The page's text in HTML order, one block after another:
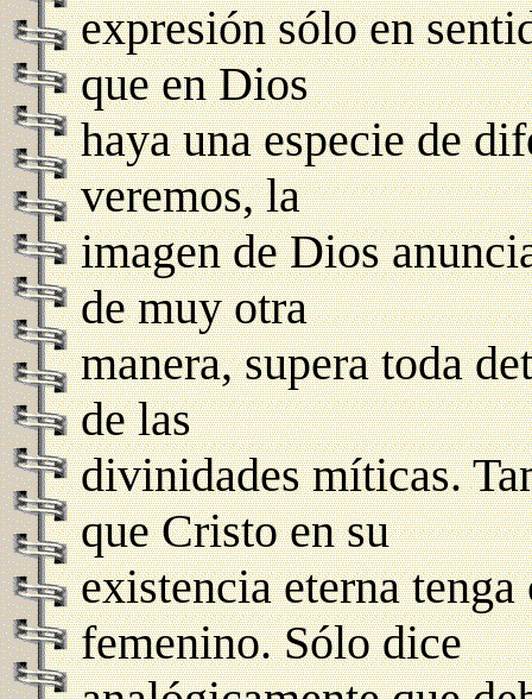
expresión sólo en
que en Dios
haya una especie de
veremos, la
imagen de Dios
de muy otra
manera, supera toda
de las
divinidades míticas.
que Cristo en su
existencia eterna
femenino. Sólo dice